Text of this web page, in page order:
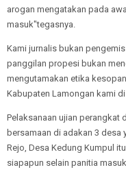
arogan mengatakan pada
masuk"tegasnya.
Kami jurnalis bukan
panggilan propesi bukan
mengutamakan etika
Kabupaten Lamongan kami
Pelaksanaan ujian perangkat
bersamaan di adakan 3 desa
Rejo, Desa Kedung Kumpul
siapapun selain panitia